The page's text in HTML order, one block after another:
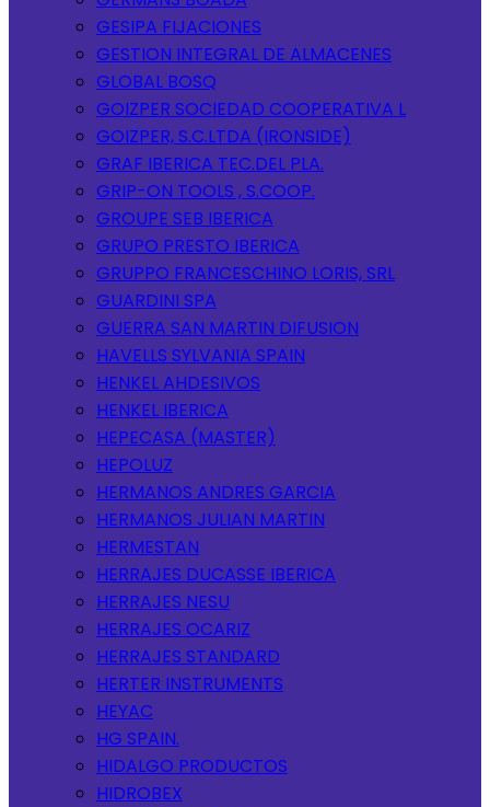
GESIPA FIJACIONES
GESTION INTEGRAL DE ALMACENES
GLOBAL BOSQ
GOIZPER SOCIEDAD COOPERATIVA L
GOIZPER, S.C.LTDA (IRONSIDE)
GRAF IBERICA TEC.DEL PLA.
GRIP-ON TOOLS , S.COOP.
GROUPE SEB IBERICA
GRUPO PRESTO IBERICA
GRUPPO FRANCESCHINO LORIS, SRL
GUARDINI SPA
GUERRA SAN MARTIN DIFUSION
HAVELLS SYLVANIA SPAIN
HENKEL AHDESIVOS
HENKEL IBERICA
HEPECASA (MASTER)
HEPOLUZ
HERMANOS ANDRES GARCIA
HERMANOS JULIAN MARTIN
HERMESTAN
HERRAJES DUCASSE IBERICA
HERRAJES NESU
HERRAJES OCARIZ
HERRAJES STANDARD
HERTER INSTRUMENTS
HEYAC
HG SPAIN.
HIDALGO PRODUCTOS
HIDROBEX